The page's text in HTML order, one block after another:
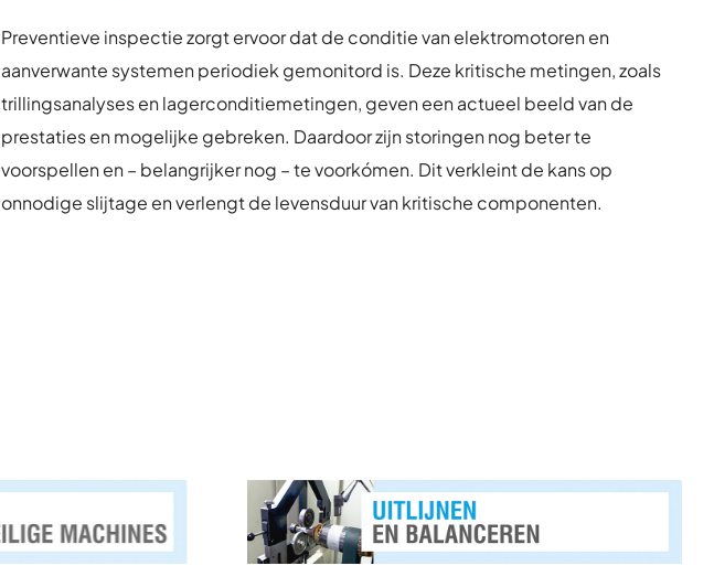
Preventieve inspectie zorgt ervoor dat de conditie van elektromotoren en
aanverwante systemen periodiek gemonitord is. Deze kritische metingen, zoals
trillingsanalyses en lagerconditiemetingen, geven een actueel beeld van de
prestaties en mogelijke gebreken. Daardoor zijn storingen nog beter te
voorspellen en – belangrijker nog – te voorkómen. Dit verkleint de kans op
onnodige slijtage en verlengt de levensduur van kritische componenten.